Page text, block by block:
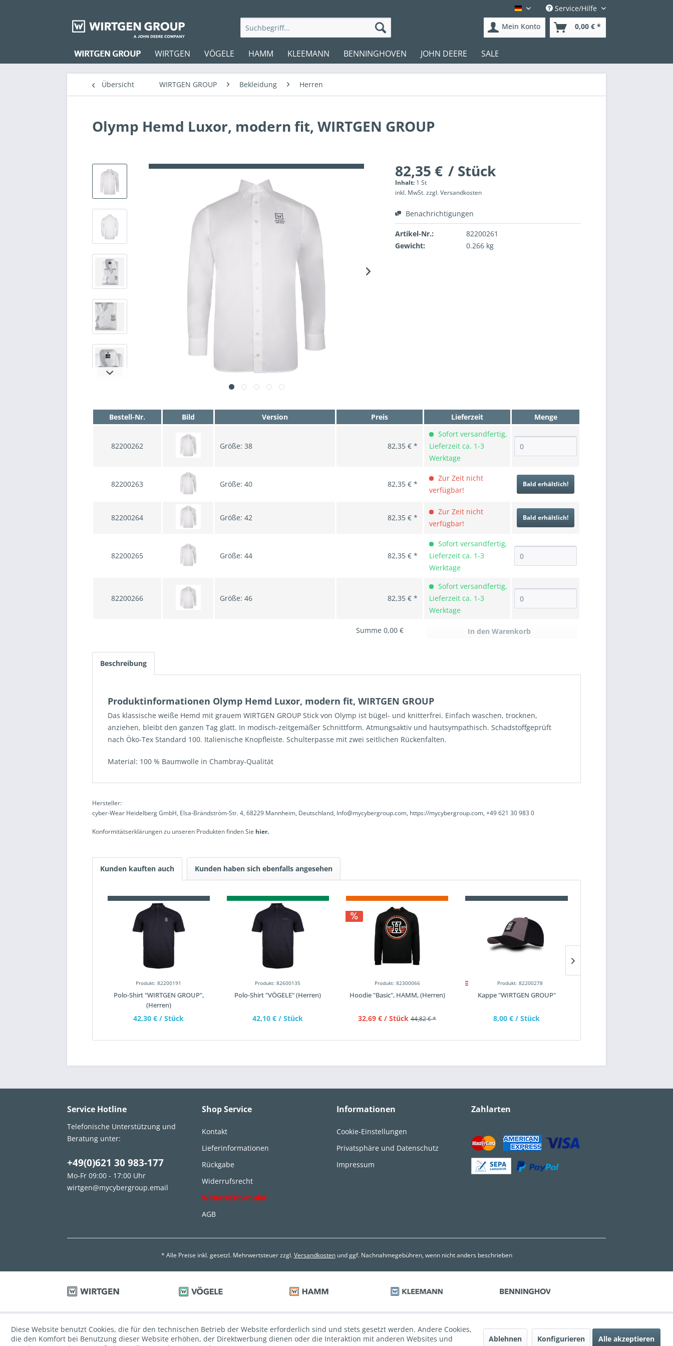
Deutsch Service/Hilfe
Mein Konto
0,00 € *
WIRTGEN GROUP WIRTGEN VÖGELE HAMM KLEEMANN BENNINGHOVEN JOHN DEERE SALE
Übersicht WIRTGEN GROUP Bekleidung Herren
Olymp Hemd Luxor, modern fit, WIRTGEN GROUP
82,35 € / Stück
Inhalt: 1 St
inkl. MwSt.zzgl. Versandkosten
Benachrichtigungen
Artikel-Nr.:
82200261
Gewicht:
0.266 kg
Bestell-Nr. Bild Version Preis Lieferzeit Menge
82200262 Größe: 38 82,35 € *
Sofort versandfertig,
Lieferzeit ca. 1-3
Werktage
82200263 Größe: 40 82,35 € *
Zur Zeit nicht
verfügbar!
Bald erhältlich!
82200264 Größe: 42 82,35 € *
Zur Zeit nicht
verfügbar!
Bald erhältlich!
82200265 Größe: 44 82,35 € *
Sofort versandfertig,
Lieferzeit ca. 1-3
Werktage
82200266 Größe: 46 82,35 € *
Sofort versandfertig,
Lieferzeit ca. 1-3
Werktage
Summe 0,00 € In den Warenkorb
Beschreibung
Produktinformationen Olymp Hemd Luxor, modern fit, WIRTGEN GROUP
Das klassische weiße Hemd mit grauem WIRTGEN GROUP Stick von Olymp ist bügel- und knitterfrei. Einfach waschen, trocknen,
anziehen, bleibt den ganzen Tag glatt. In modisch-zeitgemäßer Schnittform. Atmungsaktiv und hautsympathisch. Schadstoffgeprüft
nach Öko-Tex Standard 100. Italienische Knopfleiste. Schulterpasse mit zwei seitlichen Rückenfalten.
Material: 100 % Baumwolle in Chambray-Qualität
Hersteller:
cyber-Wear Heidelberg GmbH, Elsa-Brändström-Str. 4, 68229 Mannheim, Deutschland, Info@mycybergroup.com, https://mycybergroup.com, +49 621 30 983 0
Konformitätserklärungen zu unseren Produkten finden Sie hier.
Kunden kauften auch Kunden haben sich ebenfalls angesehen
Produkt: 82200191
Polo-Shirt "WIRTGEN GROUP",
(Herren)
42,30 € / Stück
Produkt: 82600135
Polo-Shirt "VÖGELE" (Herren)
42,10 € / Stück
Produkt: 82300066
Hoodie "Basic", HAMM, (Herren)
32,69 € / Stück 44,82 € *
Produkt: 82200278
Kappe "WIRTGEN GROUP"
8,00 € / Stück
Service Hotline
Telefonische Unterstützung und
Beratung unter:
+49(0)621 30 983-177
Mo-Fr 09:00 - 17:00 Uhr
wirtgen@mycybergroup.email
Shop Service
Kontakt
Lieferinformationen
Rückgabe
Widerrufsrecht
Widerrufsformular
AGB
Informationen
Cookie-Einstellungen
Privatsphäre und Datenschutz
Impressum
Zahlarten
* Alle Preise inkl. gesetzl. Mehrwertsteuer zzgl.Versandkostenund ggf. Nachnahmegebühren, wenn nicht anders beschrieben
Diese Website benutzt Cookies, die für den technischen Betrieb der Website erforderlich sind und stets gesetzt werden. Andere Cookies,
die den Komfort bei Benutzung dieser Website erhöhen, der Direktwerbung dienen oder die Interaktion mit anderen Websites und
Ablehnen Konfigurieren Alle akzeptieren